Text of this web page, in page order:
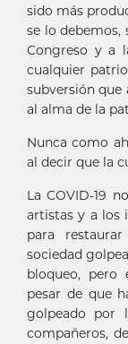
sido más
se lo debemos,
Congreso y a
cualquier
subversión
al alma de la
Nunca como
al decir que la
La COVID-19
artistas y a los
para
sociedad
bloqueo,
pesar de que
golpeado por
compañeros,